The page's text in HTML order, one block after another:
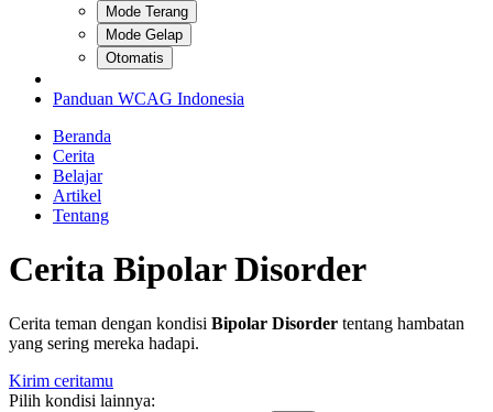
Mode Terang
Mode Gelap
Otomatis
Panduan WCAG Indonesia
Beranda
Cerita
Belajar
Artikel
Tentang
Cerita Bipolar Disorder
Cerita teman dengan kondisi Bipolar Disorder tentang hambatan
yang sering mereka hadapi.
Kirim ceritamu
Pilih kondisi lainnya: